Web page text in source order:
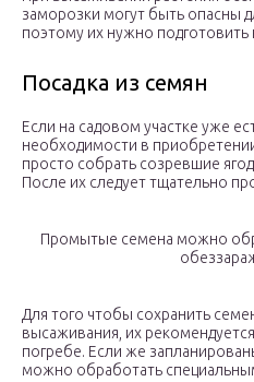
заморозки могут быть опасны
поэтому их нужно подготовить
Посадка из семян
Если на садовом участке уже
необходимости в
просто собрать созревшие
После их следует тщательно
Промытые семена можно
Для того чтобы сохранить
высаживания, их
погребе. Если же
можно обработать